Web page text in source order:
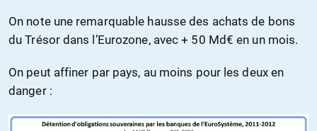
On note une remarquable hausse des achats de bons
du Trésor dans l’Eurozone, avec + 50 Md€ en un mois.
On peut affiner par pays, au moins pour les deux en
danger :